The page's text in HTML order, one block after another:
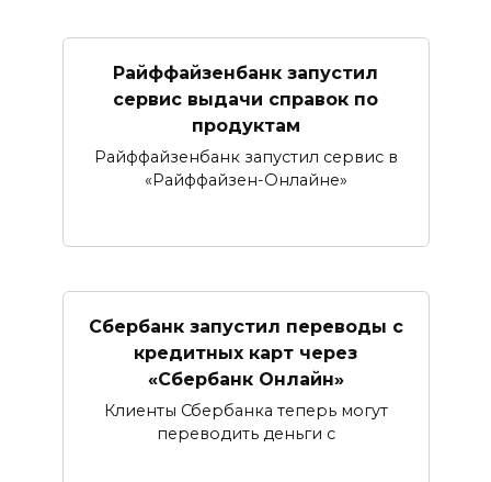
Райффайзенбанк запустил
сервис выдачи справок по
продуктам
Райффайзенбанк запустил сервис в
«Райффайзен-Онлайне»
Сбербанк запустил переводы с
кредитных карт через
«Сбербанк Онлайн»​​​​​​​
Клиенты Сбербанка теперь могут
переводить деньги с